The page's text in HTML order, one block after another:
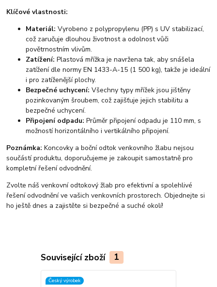
Klíčové vlastnosti:
Materiál: Vyrobeno z polypropylenu (PP) s UV stabilizací,
což zaručuje dlouhou životnost a odolnost vůči
povětrnostním vlivům.
Zatížení: Plastová mřížka je navržena tak, aby snášela
zatížení dle normy EN 1433-A-15 (1 500 kg), takže je ideální
i pro zatíženější plochy.
Bezpečné uchycení: Všechny typy mřížek jsou jištěny
pozinkovaným šroubem, což zajišťuje jejich stabilitu a
bezpečné uchycení.
Připojení odpadu: Průměr připojení odpadu je 110 mm, s
možností horizontálního i vertikálního připojení.
Poznámka: Koncovky a boční odtok venkovního žlabu nejsou
součástí produktu, doporučujeme je zakoupit samostatně pro
kompletní řešení odvodnění.
Zvolte náš venkovní odtokový žlab pro efektivní a spolehlivé
řešení odvodnění ve vašich venkovních prostorech. Objednejte si
ho ještě dnes a zajistěte si bezpečné a suché okolí!
Související zboží 1
Český výrobek